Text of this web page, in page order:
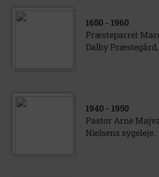
1650 - 1960
Præsteparret
Dalby
1940 - 1950
Pastor Arne
Nielsens sygeleje.